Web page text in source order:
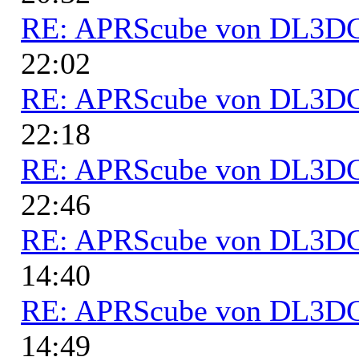
RE: APRScube von
22:02
RE: APRScube von
22:18
RE: APRScube von
22:46
RE: APRScube von
14:40
RE: APRScube von
14:49